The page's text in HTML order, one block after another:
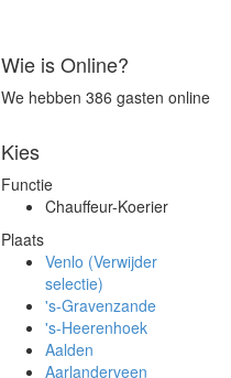
Wie is Online?
We hebben 386 gasten online
Kies
Functie
Chauffeur-Koerier
Plaats
Venlo (Verwijder
selectie)
's-Gravenzande
's-Heerenhoek
Aalden
Aarlanderveen